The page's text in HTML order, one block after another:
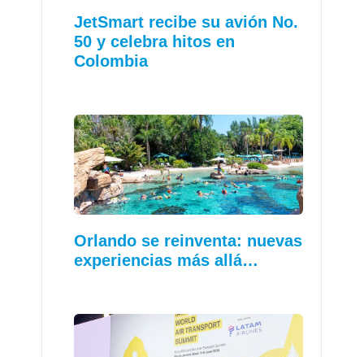
JetSmart recibe su avión No.
50 y celebra hitos en
Colombia
Orlando se reinventa: nuevas
experiencias más allá…